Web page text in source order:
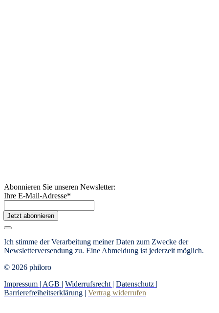
Abonnieren Sie unseren Newsletter:
Ihre E-Mail-Adresse*
Jetzt abonnieren
Ich stimme der Verarbeitung meiner Daten zum Zwecke der
Newsletterversendung zu. Eine Abmeldung ist jederzeit möglich.
© 2026 philoro
Impressum | AGB | Widerrufsrecht | Datenschutz |
Barrierefreiheitserklärung | Vertrag widerrufen